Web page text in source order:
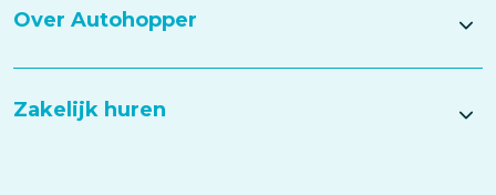
Over Autohopper
Zakelijk huren